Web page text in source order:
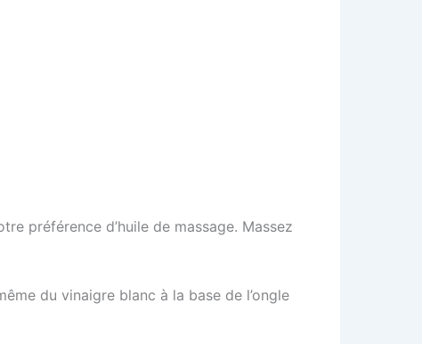
préférence d’huile de massage. Massez
du vinaigre blanc à la base de l’ongle